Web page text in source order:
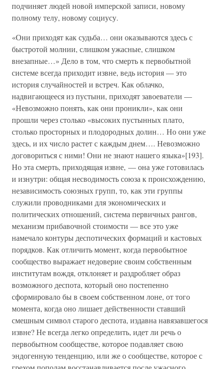
подчиняет людей новой имперской записи, новому
полному телу, новому социусу.
«Они приходят как судьба… они оказываются здесь с
быстротой молнии, слишком ужасные, слишком
внезапные…» Дело в том, что смерть к первобытной
системе всегда приходит извне, ведь история — это
история случайностей и встреч. Как облачко,
надвигающееся из пустыни, приходят завоеватели —
«Невозможно понять, как они проникли», как они
прошли через столько «высоких пустынных плато,
столько просторных и плодородных долин… Но они уже
здесь, и их число растет с каждым днем…. Невозможно
договориться с ними! Они не знают нашего языка»[193].
Но эта смерть, приходящая извне, — она уже готовилась
и изнутри: общая несводимость союза к происхождению,
независимость союзных групп, то, как эти группы
служили проводниками для экономических и
политических отношений, система первичных рангов,
механизм прибавочной стоимости — все это уже
намечало контуры деспотических формаций и кастовых
порядков. Как отличить момент, когда первобытное
сообщество выражает недоверие своим собственным
институтам вождя, отклоняет и раздробляет образ
возможного деспота, который оно постепенно
сформировало бы в своем собственном лоне, от того
момента, когда оно лишает действенности ставший
смешным символ старого деспота, издавна навязавшегося
извне? Не всегда легко определить, идет ли речь о
первобытном сообществе, которое подавляет свою
эндогенную тенденцию, или же о сообществе, которое с